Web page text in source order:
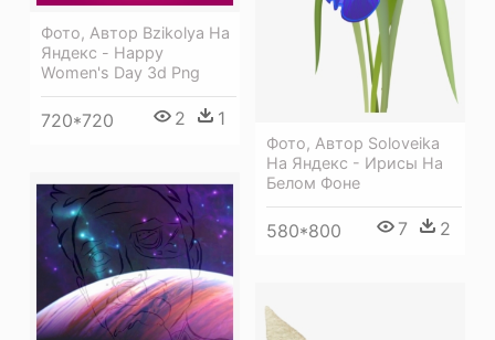
Фото, Автор Bzikolya На
Яндекс - Happy
Women's Day 3d Png
720*720 2 1
Фото, Автор Soloveika
На Яндекс - Ирисы На
Белом Фоне
580*800 7 2